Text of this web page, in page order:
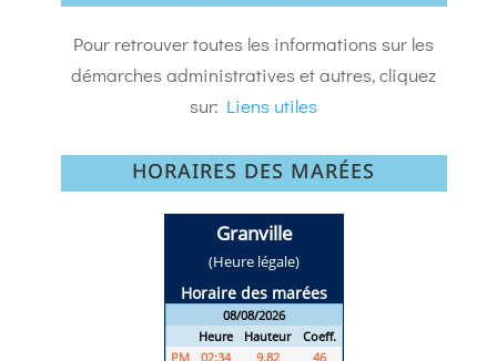
Pour retrouver toutes les informations sur les
démarches administratives et autres, cliquez
sur: Liens utiles
HORAIRES DES MARÉES